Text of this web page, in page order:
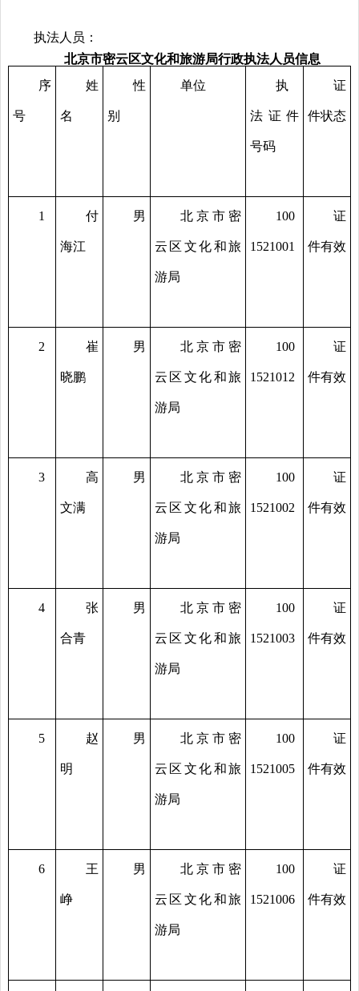
执法人员：
北京市密云区文化和旅游局行政执法人员信息
序
号
姓
名
性
别
单位 执
法证件
号码
证
件状态
1 付
海江
男 北京市密
云区文化和旅
游局
100
1521001
证
件有效
2 崔
晓鹏
男 北京市密
云区文化和旅
游局
100
1521012
证
件有效
3 高
文满
男 北京市密
云区文化和旅
游局
100
1521002
证
件有效
4 张
合青
男 北京市密
云区文化和旅
游局
100
1521003
证
件有效
5 赵
明
男 北京市密
云区文化和旅
游局
100
1521005
证
件有效
6 王
峥
男 北京市密
云区文化和旅
游局
100
1521006
证
件有效